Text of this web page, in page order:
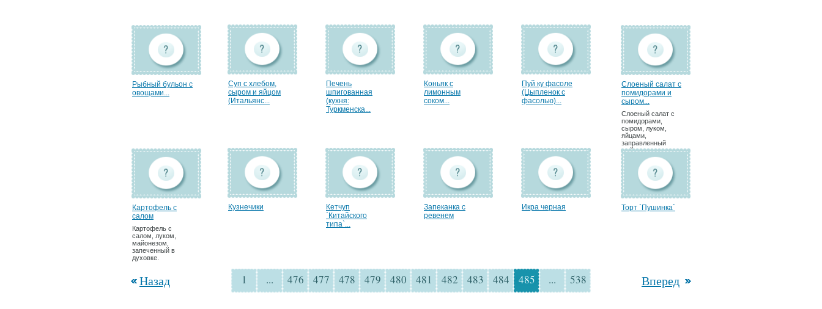
Рыбный бульон с
овощами...
Суп с хлебом,
сыром и яйцом
(Итальянс...
Печень
шпигованная
(кухня:
Туркменска...
Коньяк с
лимонным
соком...
Пуй ку фасоле
(Цыпленок с
фасолью)...
Слоеный салат с
помидорами и
сыром...
Слоеный салат с
помидорами,
сыром, луком,
яйцами,
заправленный
майонезом.
Картофель с
салом
Картофель с
салом, луком,
майонезом,
запеченный в
духовке.
Кузнечики
Кетчуп
`Китайского
типа`...
Запеканка с
ревенем
Икра черная Торт `Пушинка`
Назад 1 ... 476 477 478 479 480 481 482 483 484 485 ... 538 Вперед